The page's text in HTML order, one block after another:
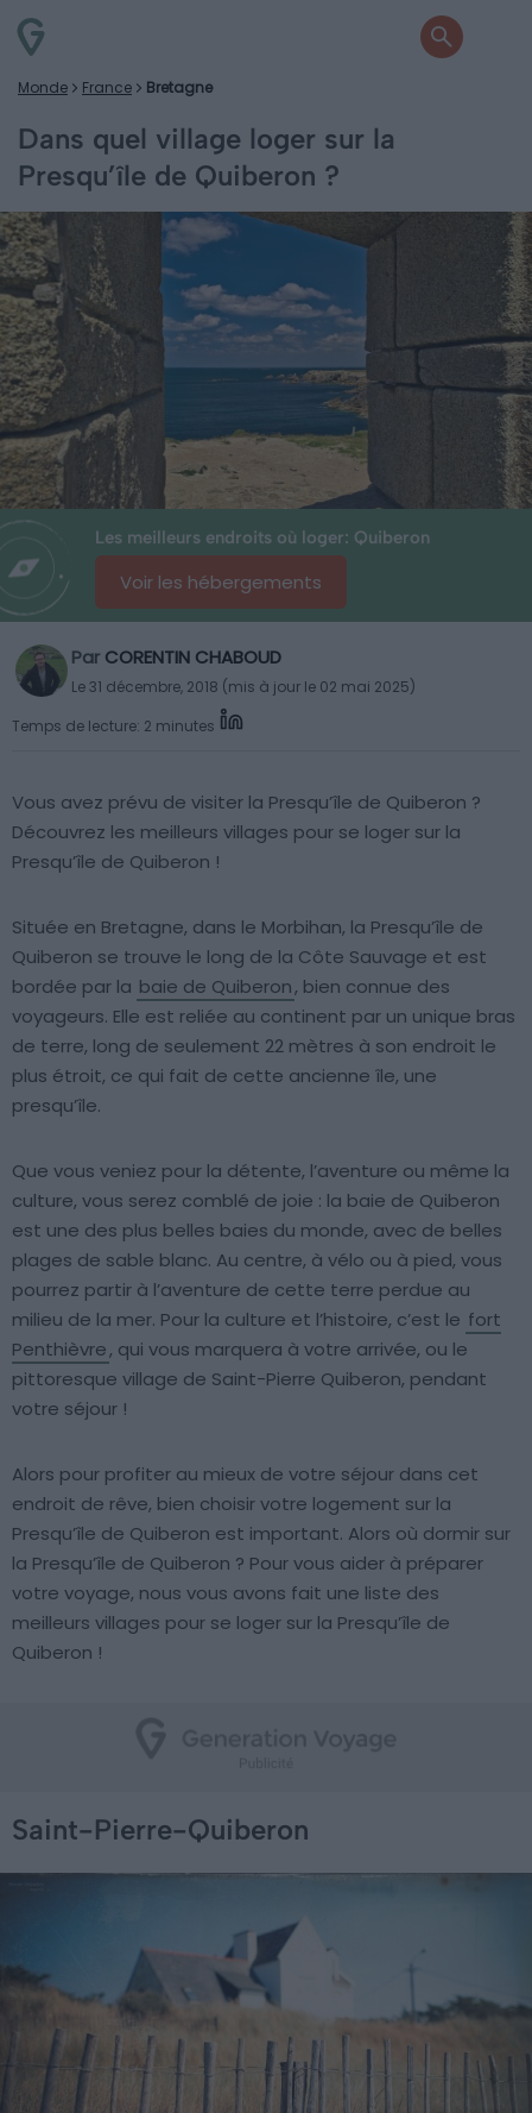
Monde France Bretagne
Dans quel village loger sur la
Presqu’île de Quiberon ?
Les meilleurs endroits où loger: Quiberon
Voir les hébergements
Par CORENTIN CHABOUD
Le 31 décembre, 2018 (mis à jour le 02 mai 2025)
Temps de lecture: 2 minutes
Vous avez prévu de visiter la Presqu’île de Quiberon ?
Découvrez les meilleurs villages pour se loger sur la
Presqu’île de Quiberon !
Située en Bretagne, dans le Morbihan, la Presqu’île de
Quiberon se trouve le long de la Côte Sauvage et est
bordée par la baie de Quiberon, bien connue des
voyageurs. Elle est reliée au continent par un unique bras
de terre, long de seulement 22 mètres à son endroit le
plus étroit, ce qui fait de cette ancienne île, une
presqu’île.
Que vous veniez pour la détente, l’aventure ou même la
culture, vous serez comblé de joie : la baie de Quiberon
est une des plus belles baies du monde, avec de belles
plages de sable blanc. Au centre, à vélo ou à pied, vous
pourrez partir à l’aventure de cette terre perdue au
milieu de la mer. Pour la culture et l’histoire, c’est le fort
Penthièvre, qui vous marquera à votre arrivée, ou le
pittoresque village de Saint-Pierre Quiberon, pendant
votre séjour !
Alors pour profiter au mieux de votre séjour dans cet
endroit de rêve, bien choisir votre logement sur la
Presqu’île de Quiberon est important. Alors où dormir sur
la Presqu’île de Quiberon ? Pour vous aider à préparer
votre voyage, nous vous avons fait une liste des
meilleurs villages pour se loger sur la Presqu’île de
Quiberon !
Saint-Pierre-Quiberon